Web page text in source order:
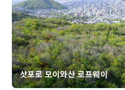
삿포로 모이와산 로프웨이